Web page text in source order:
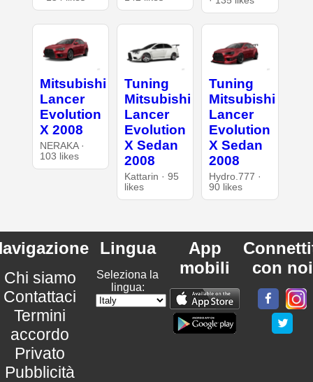
Mitsubishi
Lancer
Evolution
X 2008
NERAKA ·
103 likes
Tuning
Mitsubishi
Lancer
Evolution
X Sedan
2008
Kattarin · 95
likes
Tuning
Mitsubishi
Lancer
Evolution
X Sedan
2008
Hydro.777 ·
90 likes
Chi siamo
Contattaci
Termini
accordo
Privato
Pubblicità
Lingua
Seleziona la
lingua:
App
mobili
con noi